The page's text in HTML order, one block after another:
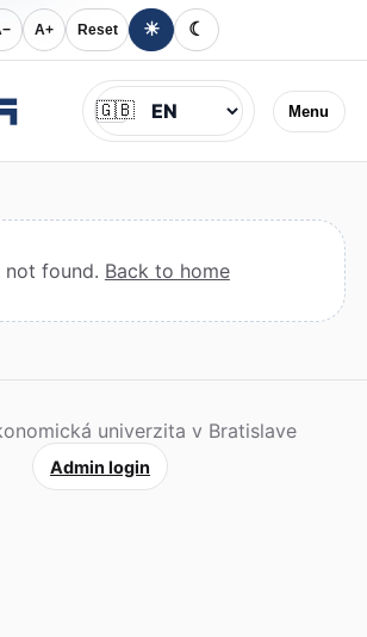
A+ Reset ☀ ☾
Menu
Jazyk
🇬🇧
not found. Back to home
univerzita v Bratislave
Admin login